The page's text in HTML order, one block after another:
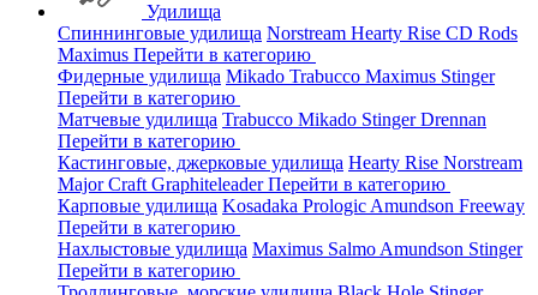
Удилища
Спиннинговые удилища Norstream Hearty Rise CD Rods
Maximus Перейти в категорию
Фидерные удилища Mikado Trabucco Maximus Stinger
Перейти в категорию
Матчевые удилища Trabucco Mikado StingerDrennan
Перейти в категорию
Кастинговые, джерковые удилища Hearty Rise Norstream
Major Craft GraphiteleaderПерейти в категорию
Карповые удилища Kosadaka Prologic Amundson Freeway
Перейти в категорию
Нахлыстовые удилища Maximus Salmo Amundson Stinger
Перейти в категорию